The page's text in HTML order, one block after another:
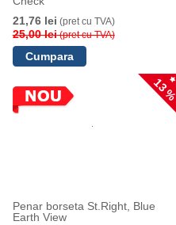
21,76 lei (pret cu TVA)
25,00 lei(pret cu TVA)
13 %
Penar borseta St.Right, Blue
Earth View